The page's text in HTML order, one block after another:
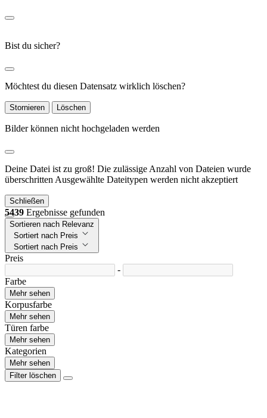
Bist du sicher?
Möchtest du diesen Datensatz wirklich löschen?
Stornieren Löschen
Bilder können nicht hochgeladen werden
Deine Datei ist zu groß! Die zulässige Anzahl von Dateien wurde
überschritten Ausgewählte Dateitypen werden nicht akzeptiert
Schließen
5439 Ergebnisse gefunden
Sortieren nach Relevanz
Sortiert nach Preis
Sortiert nach Preis
Preis
-
Farbe
Mehr sehen
Korpusfarbe
Mehr sehen
Türen farbe
Mehr sehen
Kategorien
Mehr sehen
Filter löschen